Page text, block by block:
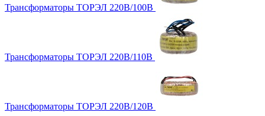
Трансформаторы ТОРЭЛ 220В/100В
Трансформаторы ТОРЭЛ 220В/110В
Трансформаторы ТОРЭЛ 220В/120В